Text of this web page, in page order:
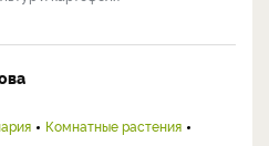
Комнатные растения